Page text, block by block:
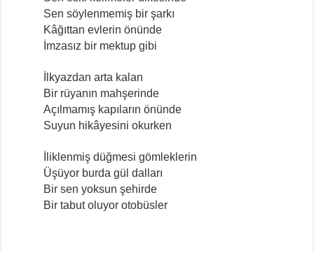
Sen söylenmemiş bir şarkı
Kâğıttan evlerin önünde
İmzasız bir mektup gibi
İlkyazdan arta kalan
Bir rüyanın mahşerinde
Açılmamış kapıların önünde
Suyun hikâyesini okurken
İliklenmiş düğmesi gömleklerin
Üşüyor burda gül dalları
Bir sen yoksun şehirde
Bir tabut oluyor otobüsler